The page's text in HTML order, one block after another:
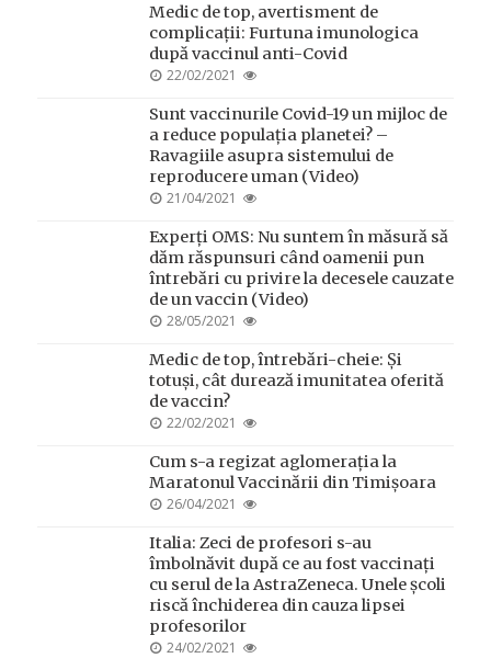
Medic de top, avertisment de
complicații: Furtuna imunologica
după vaccinul anti-Covid
POSTED
22/02/2021
Sunt vaccinurile Covid-19 un mijloc de
a reduce populația planetei? –
Ravagiile asupra sistemului de
reproducere uman (Video)
POSTED
21/04/2021
Experți OMS: Nu suntem în măsură să
dăm răspunsuri când oamenii pun
întrebări cu privire la decesele cauzate
de un vaccin (Video)
POSTED
28/05/2021
Medic de top, întrebări-cheie: Și
totuși, cât durează imunitatea oferită
de vaccin?
POSTED
22/02/2021
Cum s-a regizat aglomerația la
Maratonul Vaccinării din Timișoara
POSTED
26/04/2021
Italia: Zeci de profesori s-au
îmbolnăvit după ce au fost vaccinați
cu serul de la AstraZeneca. Unele școli
riscă închiderea din cauza lipsei
profesorilor
POSTED
24/02/2021